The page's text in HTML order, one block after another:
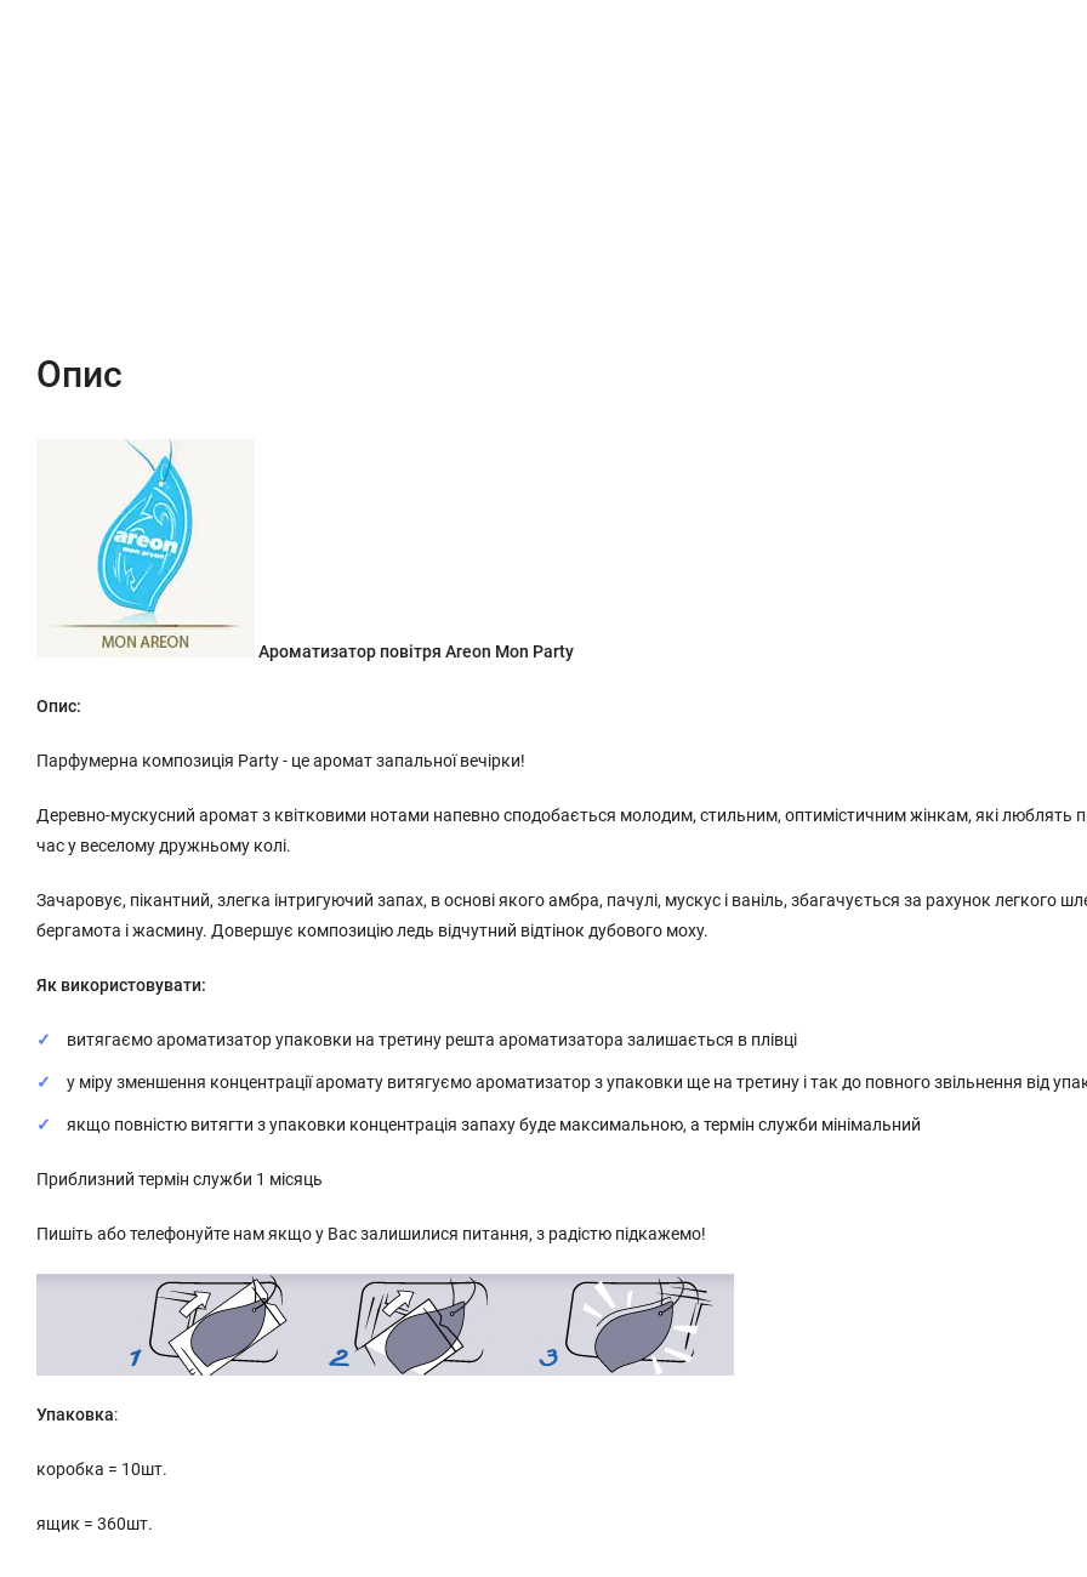
Опис
Ароматизатор повітря Areon Mon Party
Опис:
Парфумерна композиція Party - це аромат запальної вечірки!
Деревно-мускусний аромат з квітковими нотами напевно сподобається молодим, стильним, оптимістичним жінкам, які люблять
час у веселому дружньому колі.
Зачаровує, пікантний, злегка інтригуючий запах, в основі якого амбра, пачулі, мускус і ваніль, збагачується за рахунок легкого
бергамота і жасмину. Довершує композицію ледь відчутний відтінок дубового моху.
Як використовувати:
витягаємо ароматизатор упаковки на третину решта ароматизатора залишається в плівці
у міру зменшення концентрації аромату витягуємо ароматизатор з упаковки ще на третину і так до повного звільнення від
якщо повністю витягти з упаковки концентрація запаху буде максимальною, а термін служби мінімальний
Приблизний термін служби 1 місяць
Пишіть або телефонуйте нам якщо у Вас залишилися питання, з радістю підкажемо!
Упаковка:
коробка = 10шт.
ящик = 360шт.